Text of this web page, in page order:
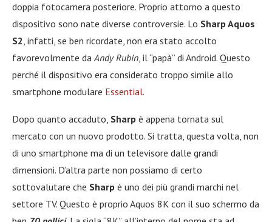
doppia fotocamera posteriore. Proprio attorno a questo
dispositivo sono nate diverse controversie. Lo Sharp Aquos
S2, infatti, se ben ricordate, non era stato accolto
favorevolmente daAndy Rubin, il “papà” di Android. Questo
perché il dispositivo era considerato troppo simile allo
smartphone modulare Essential.
Dopo quanto accaduto, Sharp è appena tornata sul
mercato con un nuovo prodotto. Si tratta, questa volta, non
di uno smartphone ma di un televisore dalle grandi
dimensioni. D’altra parte non possiamo di certo
sottovalutare che Sharp è uno dei più grandi marchi nel
settore TV. Questo è proprio Aquos 8K con il suo schermo da